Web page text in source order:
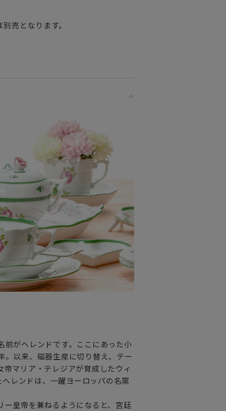
つ
へ
ゼントとしてだけでなく
売となります。
がヘレンドです。ここにあった小
。以来、磁器生産に切り替え、テー
マリア・テレジアが育成したウィ
レンドは、一躍ヨーロッパの名窯
皇帝を兼ねるようになると、宮廷